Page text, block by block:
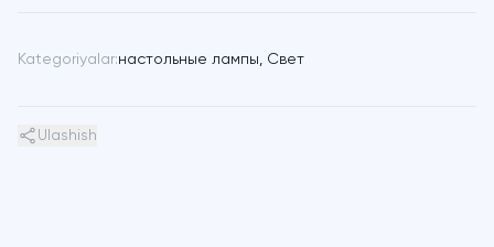
Kategoriyalar:настольные лампы, Свет
Ulashish